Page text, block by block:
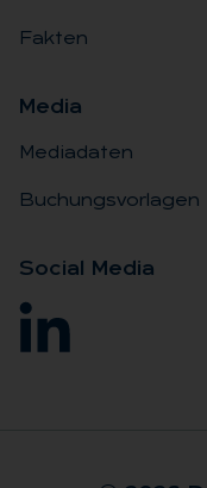
Fakten
Me­dia
Mediadaten
Buchungsvorlagen
So­ci­al Me­dia